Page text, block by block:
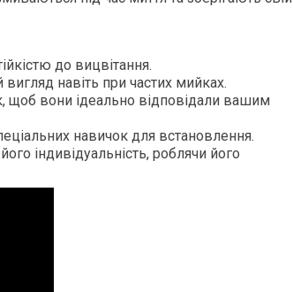
до вицвітання.
вигляд навіть при частих мийках.
щоб вони ідеально відповідали вашим
навичок для встановлення.
індивідуальність, роблячи його